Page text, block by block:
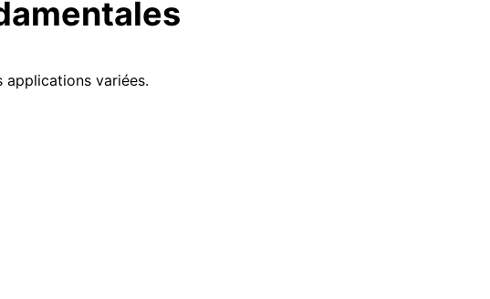
variées.